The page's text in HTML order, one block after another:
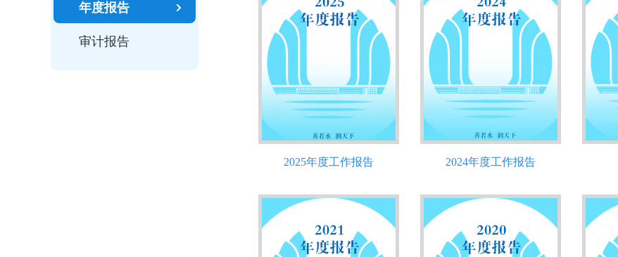
年度报告
审计报告
2025年度工作报告 2024年度工作报告